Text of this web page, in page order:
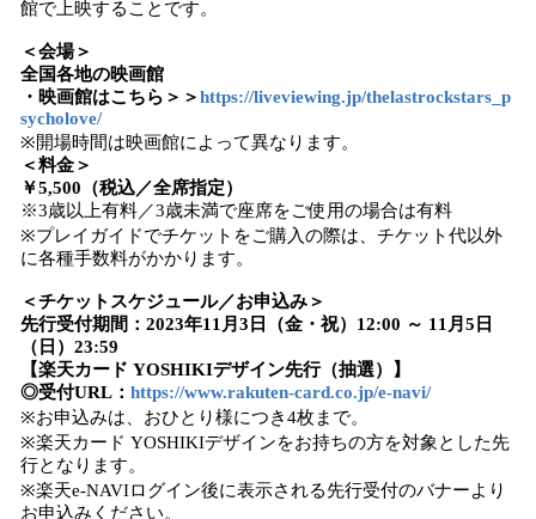
館で上映することです。
＜会場＞
全国各地の映画館
・映画館はこちら＞＞https://liveviewing.jp/thelastrockstars_p
sycholove/
※開場時間は映画館によって異なります。
＜料金＞
￥5,500（税込／全席指定）
※3歳以上有料／3歳未満で座席をご使用の場合は有料
※プレイガイドでチケットをご購入の際は、チケット代以外
に各種手数料がかかります。
＜チケットスケジュール／お申込み＞
先行受付期間：2023年11月3日（金・祝）12:00 ～ 11月5日
（日）23:59
【楽天カード YOSHIKIデザイン先行（抽選）】
◎受付URL： https://www.rakuten-card.co.jp/e-navi/
※お申込みは、おひとり様につき4枚まで。
※楽天カード YOSHIKIデザインをお持ちの方を対象とした先
行となります。
※楽天e-NAVIログイン後に表示される先行受付のバナーより
お申込みください。